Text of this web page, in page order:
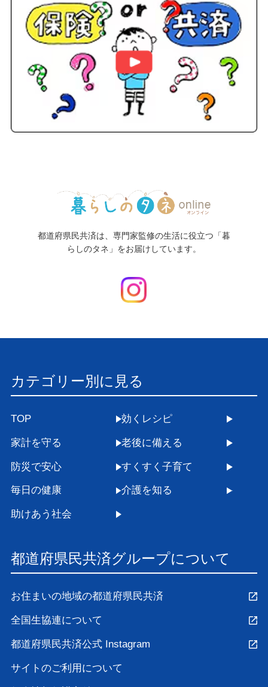
都道府県民共済は、専門家監修の生活に役立つ「暮
らしのタネ」をお届けしています。
カテゴリー別に見る
TOP 効くレシピ
家計を守る 老後に備える
防災で安心 すくすく子育て
毎日の健康 介護を知る
助けあう社会
都道府県民共済グループについて
お住まいの地域の都道府県民共済
全国生協連について
都道府県民共済公式 Instagram
サイトのご利用について